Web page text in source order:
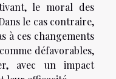
le moral des
le cas contraire,
à ces changements
défavorables,
avec un impact